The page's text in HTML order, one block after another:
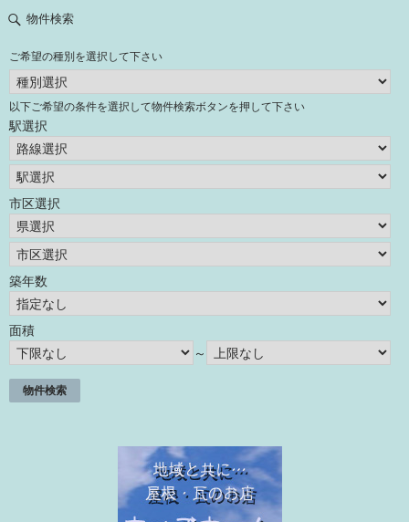
物件検索
ご希望の種別を選択して下さい
以下ご希望の条件を選択して物件検索ボタンを押して下さい
駅選択
市区選択
築年数
面積
～